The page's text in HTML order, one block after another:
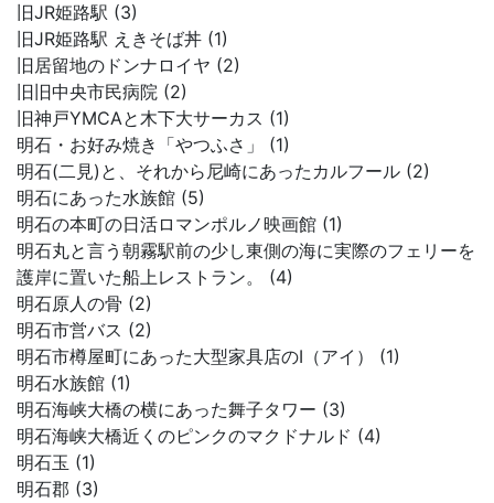
旧JR姫路駅 (3)
旧JR姫路駅 えきそば丼 (1)
旧居留地のドンナロイヤ (2)
旧旧中央市民病院 (2)
旧神戸YMCAと木下大サーカス (1)
明石・お好み焼き「やつふさ」 (1)
明石(二見)と、それから尼崎にあったカルフール (2)
明石にあった水族館 (5)
明石の本町の日活ロマンポルノ映画館 (1)
明石丸と言う朝霧駅前の少し東側の海に実際のフェリーを
護岸に置いた船上レストラン。 (4)
明石原人の骨 (2)
明石市営バス (2)
明石市樽屋町にあった大型家具店のI（アイ） (1)
明石水族館 (1)
明石海峡大橋の横にあった舞子タワー (3)
明石海峡大橋近くのピンクのマクドナルド (4)
明石玉 (1)
明石郡 (3)